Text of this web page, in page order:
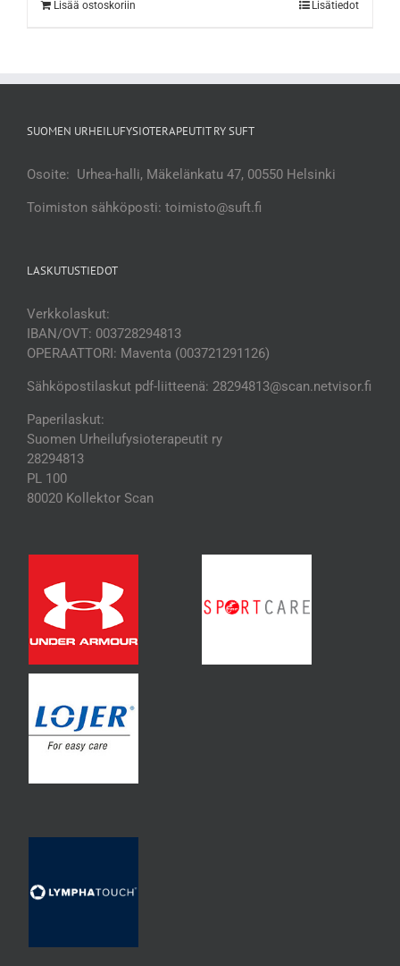
Lisää ostoskoriin Lisätiedot
SUOMEN URHEILUFYSIOTERAPEUTIT RY SUFT
Osoite: Urhea-halli, Mäkelänkatu 47, 00550 Helsinki
Toimiston sähköposti: toimisto@suft.fi
LASKUTUSTIEDOT
Verkkolaskut:
IBAN/OVT: 003728294813
OPERAATTORI: Maventa (003721291126)
Sähköpostilaskut pdf-liitteenä: 28294813@scan.netvisor.fi
Paperilaskut:
Suomen Urheilufysioterapeutit ry
28294813
PL 100
80020 Kollektor Scan